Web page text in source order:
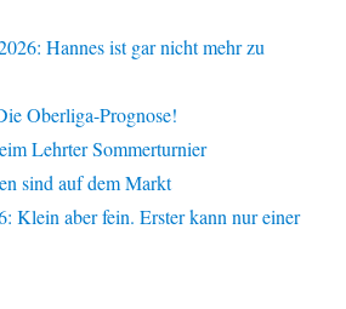
Hannes ist gar nicht mehr zu
Oberliga-Prognose!
Lehrter Sommerturnier
sind auf dem Markt
Klein aber fein. Erster kann nur einer